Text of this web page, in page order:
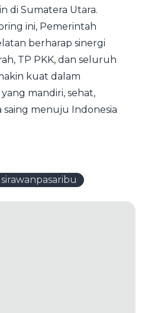
di Sumatera Utara.
ini, Pemerintah
berharap sinergi
TP PKK, dan seluruh
kuat dalam
mandiri, sehat,
saing menuju Indonesia